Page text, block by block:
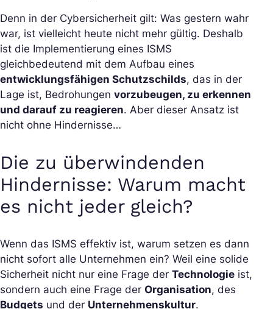
Denn in der Cybersicherheit gilt: Was gestern wahr
war, ist vielleicht heute nicht mehr gültig. Deshalb
ist die Implementierung eines ISMS
gleichbedeutend mit dem Aufbau eines
entwicklungsfähigen Schutzschilds, das in der
Lage ist, Bedrohungen vorzubeugen, zu erkennen
und darauf zu reagieren. Aber dieser Ansatz ist
nicht ohne Hindernisse…
Die zu überwindenden
Hindernisse: Warum macht
es nicht jeder gleich?
Wenn das ISMS effektiv ist, warum setzen es dann
nicht sofort alle Unternehmen ein? Weil eine solide
Sicherheit nicht nur eine Frage der Technologie ist,
sondern auch eine Frage der Organisation, des
Budgets und der Unternehmenskultur.